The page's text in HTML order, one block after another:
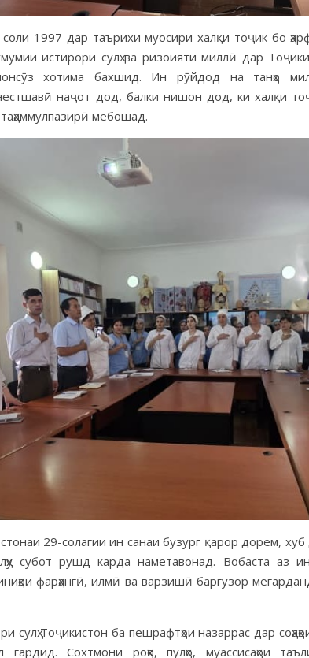
1997 дар таърихи муосири халқи тоҷик бо
истирори сулҳ ва ризоияти миллӣ дар
хотима бахшид. Ин рӯйдод на танҳо
наҷот дод, балки нишон дод, ки халқи
таҳаммулпазирӣ мебошад.
29-солагии ин санаи бузург қарор дорем, хуб
субот рушд карда наметавонад. Вобаста аз
фарҳангӣ, илмӣ ва варзишӣ баргузор
сулҳ Тоҷикистон ба пешрафтҳои назаррас дар
гардид. Сохтмони роҳҳо, пулҳо, муассисаҳои